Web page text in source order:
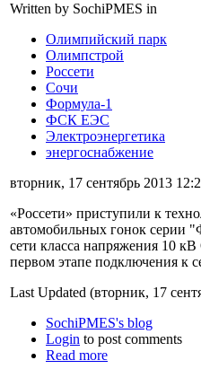
Written by SochiPMES in
Олимпийский парк
Олимпстрой
Россети
Сочи
Формула-1
ФСК ЕЭС
Электроэнергетика
энергоснабжение
вторник, 17 сентябрь 2013
«Россети» приступили к
автомобильных гонок серии
сети класса напряжения 10
первом этапе подключения к
Last Updated (вторник, 17
SochiPMES's blog
Login to post comments
Read more